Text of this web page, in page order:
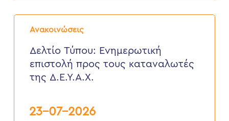
Ανακοινώσεις
Δελτίο
Τύπου:
επιστολή
προς
τους
καταναλωτές
Δελτίο Τύπου: Eνημερωτική
επιστολή προς τους καταναλωτές
της Δ.Ε.Υ.Α.Χ.
23-07-2026